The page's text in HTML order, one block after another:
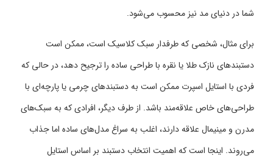
شما در دنیای مد نیز محسوب می‌شود.
برای مثال، شخصی که طرفدار سبک کلاسیک است، ممکن است
دستبندهای نازک طلا یا نقره با طراحی ساده را ترجیح دهد، در حالی که
فردی با استایل اسپرت ممکن است به دستبندهای چرمی یا پارچه‌ای با
طراحی‌های خاص علاقه‌مند باشد. از طرف دیگر، افرادی که به سبک‌های
مدرن و مینیمال علاقه دارند، اغلب به سراغ مدل‌های ساده اما جذاب
می‌روند. اینجا است که اهمیت انتخاب دستبند بر اساس استایل